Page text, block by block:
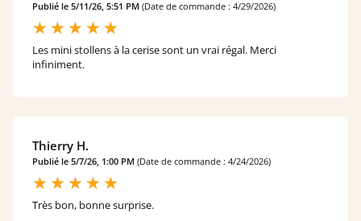
Publié le 5/11/26, 5:51 PM (Date de commande : 4/29/2026)
Les mini stollens à la cerise sont un vrai régal. Merci
infiniment.
Thierry H.
Publié le 5/7/26, 1:00 PM (Date de commande : 4/24/2026)
Très bon, bonne surprise.